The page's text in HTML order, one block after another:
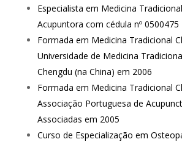
Especialista em Medicina
Acupuntora com cédula nº 0500475
Formada em Medicina Tradicional
Universidade de Medicina
Chengdu (na China) em 2006
Formada em Medicina Tradicional
Associação Portuguesa de
Associadas em 2005
Curso de Especialização em